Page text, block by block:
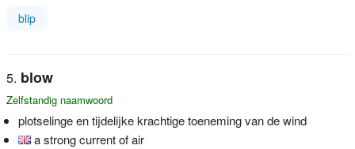
blip
blow
Zelfstandig naamwoord
plotselinge en tijdelijke krachtige toeneming van de wind
a strong current of air